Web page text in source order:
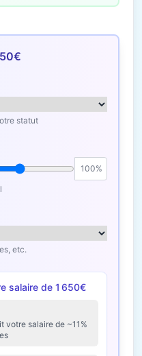
statut
100%
etc.
salaire de 1 650€
votre salaire de ~11%